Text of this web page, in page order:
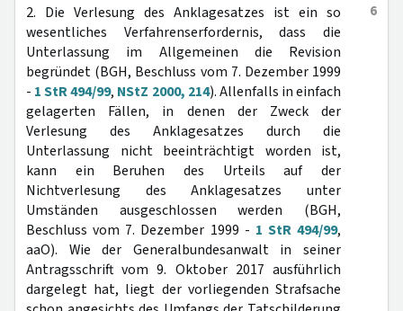
6
2. Die Verlesung des Anklagesatzes ist ein so
wesentliches Verfahrenserfordernis, dass die
Unterlassung im Allgemeinen die Revision
begründet (BGH, Beschluss vom 7. Dezember 1999
- 1 StR 494/99, NStZ 2000, 214). Allenfalls in einfach
gelagerten Fällen, in denen der Zweck der
Verlesung des Anklagesatzes durch die
Unterlassung nicht beeinträchtigt worden ist,
kann ein Beruhen des Urteils auf der
Nichtverlesung des Anklagesatzes unter
Umständen ausgeschlossen werden (BGH,
Beschluss vom 7. Dezember 1999 - 1 StR 494/99,
aaO). Wie der Generalbundesanwalt in seiner
Antragsschrift vom 9. Oktober 2017 ausführlich
dargelegt hat, liegt der vorliegenden Strafsache